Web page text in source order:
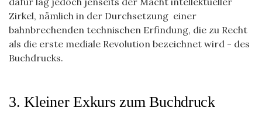
Zirkel, nämlich in der Durchsetzung einer
bahnbrechenden technischen Erfindung, die zu Recht
als die erste mediale Revolution bezeichnet wird - des
Buchdrucks.
3. Kleiner Exkurs zum Buchdruck